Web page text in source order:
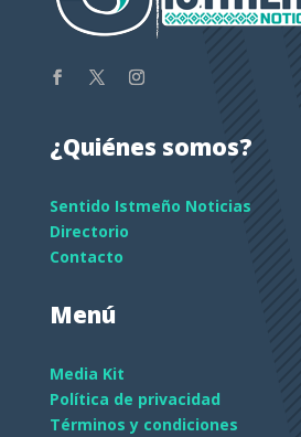
¿Quiénes somos?
Sentido Istmeño Noticias
Directorio
Contacto
Menú
Media Kit
Política de privacidad
Términos y condiciones